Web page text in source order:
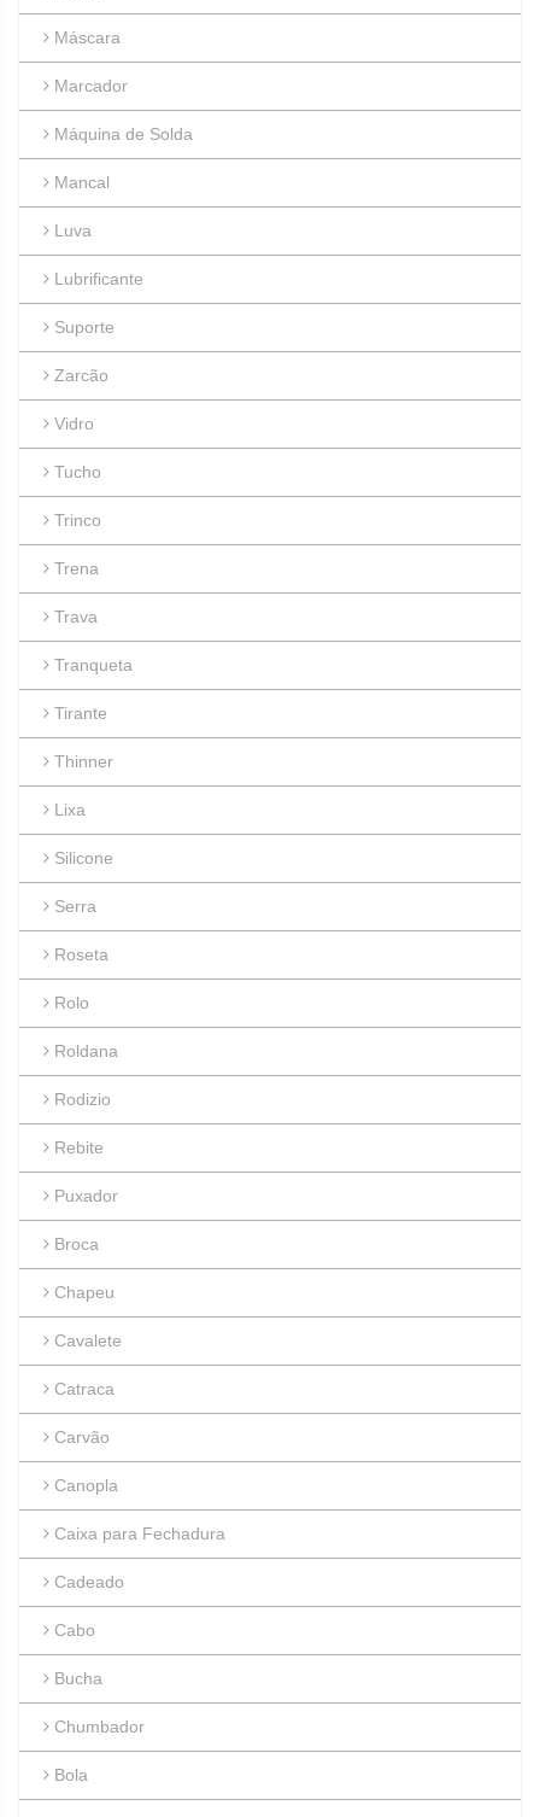
Máscara
Marcador
Máquina de Solda
Mancal
Luva
Lubrificante
Suporte
Zarcão
Vidro
Tucho
Trinco
Trena
Trava
Tranqueta
Tirante
Thinner
Lixa
Silicone
Serra
Roseta
Rolo
Roldana
Rodizio
Rebite
Puxador
Broca
Chapeu
Cavalete
Catraca
Carvão
Canopla
Caixa para Fechadura
Cadeado
Cabo
Bucha
Chumbador
Bola